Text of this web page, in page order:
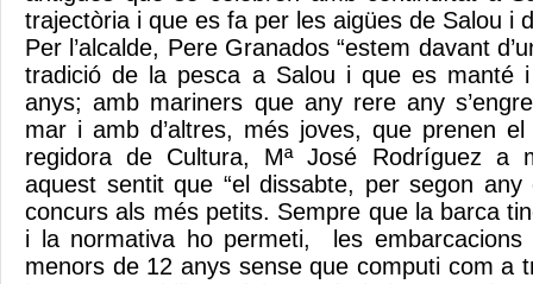
trajectòria i que es fa per les aigües de Salou i
Per l’alcalde, Pere Granados “estem davant
tradició de la pesca a Salou i que es manté
anys; amb mariners que any rere any
mar i amb d’altres, més joves, que prenen el
regidora de Cultura, Mª José Rodríguez a
aquest sentit que “el dissabte, per segon any
concurs als més petits. Sempre que la barca
i la normativa ho permeti, les embarcacions
menors de 12 anys sense que computi com a